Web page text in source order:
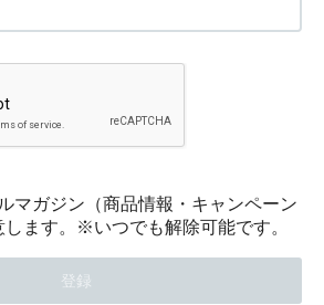
マガジン（商品情報・キャンペーン
ます。※いつでも解除可能です。